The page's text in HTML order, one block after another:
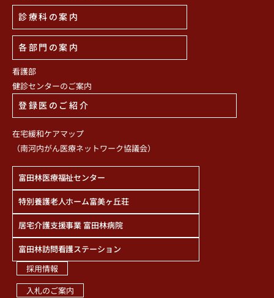
診療科の案内
各部門の案内
看護部
健診センターのご案内
登録医のご紹介
在宅緩和ケアマップ
（南河内がん医療ネットワーク協議会）
富田林医療福祉センター
特別養護老人ホーム富美ヶ丘荘
居宅介護支援事業 富田林病院
富田林訪問看護ステーション
採用情報
入札のご案内